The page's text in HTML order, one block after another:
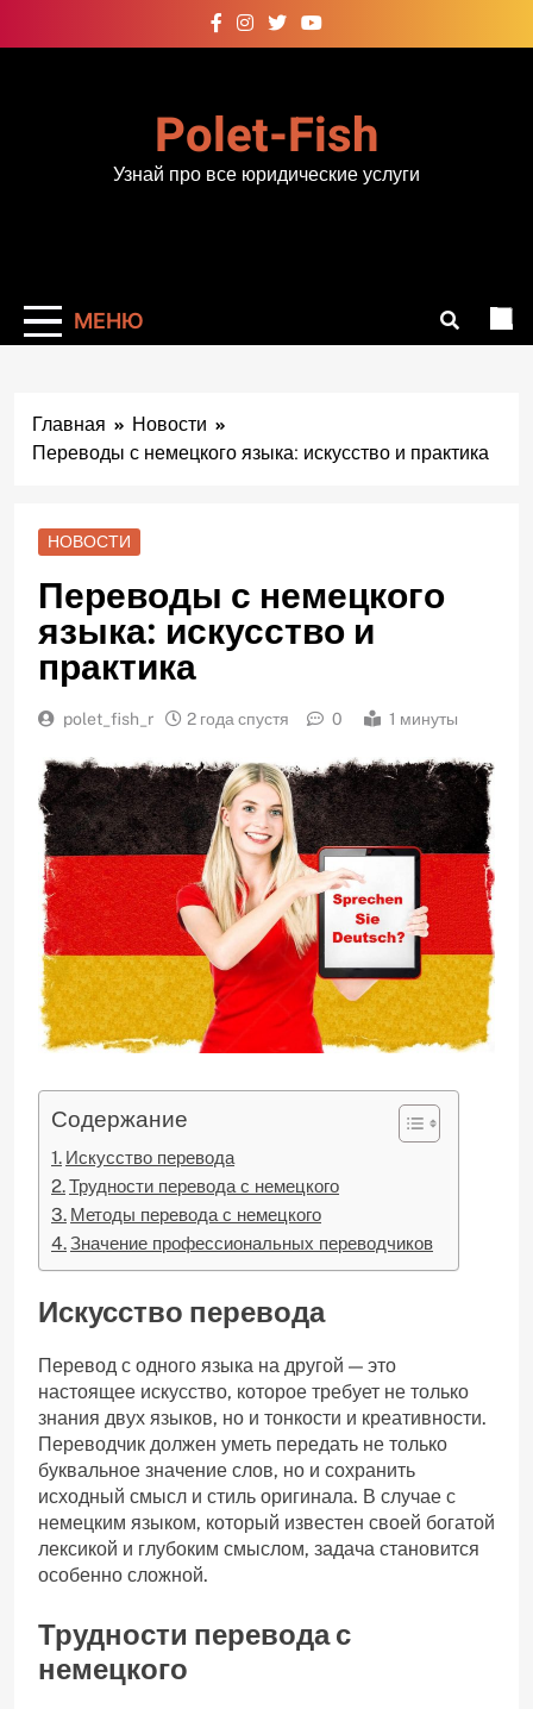
к
Polet-Fish
Узнай про все юридические услуги
МЕНЮ
Главная
Новости
Переводы с немецкого языка: искусство и практика
НОВОСТИ
Переводы с немецкого
языка: искусство и
практика
polet_fish_r 2 года спустя 0 1 минуты
Содержание
Искусство перевода
Трудности перевода с немецкого
Методы перевода с немецкого
Значение профессиональных переводчиков
Искусство перевода
Перевод с одного языка на другой — это
настоящее искусство, которое требует не только
знания двух языков, но и тонкости и креативности.
Переводчик должен уметь передать не только
буквальное значение слов, но и сохранить
исходный смысл и стиль оригинала. В случае с
немецким языком, который известен своей богатой
лексикой и глубоким смыслом, задача становится
особенно сложной.
Трудности перевода с
немецкого